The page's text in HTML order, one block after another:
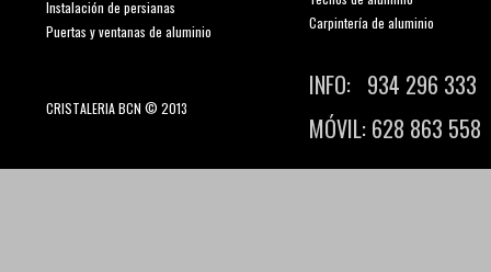
Instalación de persianas
Puertas y ventanas de aluminio
CRISTALERIA BCN © 2013
Carpintería de aluminio
INFO: 934 296 333
MÓVIL: 628 863 558